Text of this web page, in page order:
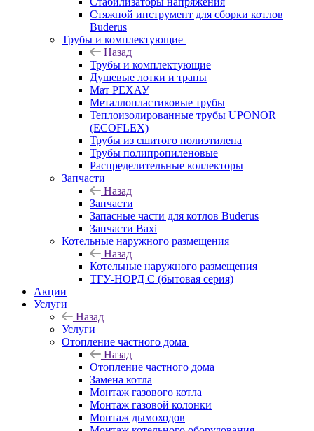
Стяжной инструмент для сборки котлов
Buderus
Трубы и комплектующие
Назад
Трубы и комплектующие
Душевые лотки и трапы
Мат РЕХАУ
Металлопластиковые трубы
Теплоизолированные трубы UPONOR
(ECOFLEX)
Трубы из сшитого полиэтилена
Трубы полипропиленовые
Распределительные коллекторы
Запчасти
Назад
Запчасти
Запасные части для котлов Buderus
Запчасти Baxi
Котельные наружного размещения
Назад
Котельные наружного размещения
ТГУ-НОРД С (бытовая серия)
Акции
Услуги
Назад
Услуги
Отопление частного дома
Назад
Отопление частного дома
Замена котла
Монтаж газового котла
Монтаж газовой колонки
Монтаж дымоходов